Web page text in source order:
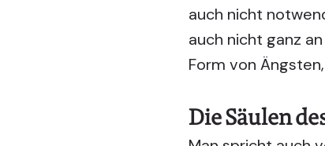
auch nicht
auch nicht ganz
Form von
Die Säulen